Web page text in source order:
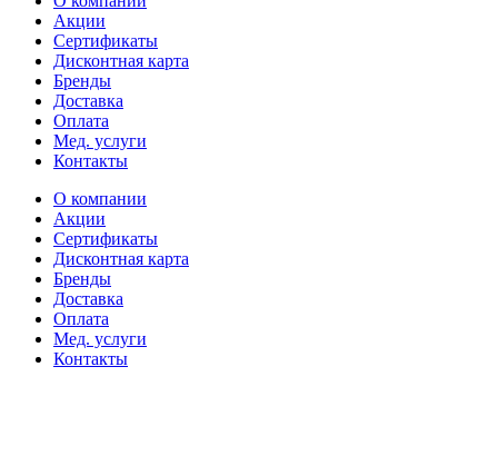
Акции
Сертификаты
Дисконтная карта
Бренды
Доставка
Оплата
Мед. услуги
Контакты
О компании
Акции
Сертификаты
Дисконтная карта
Бренды
Доставка
Оплата
Мед. услуги
Контакты